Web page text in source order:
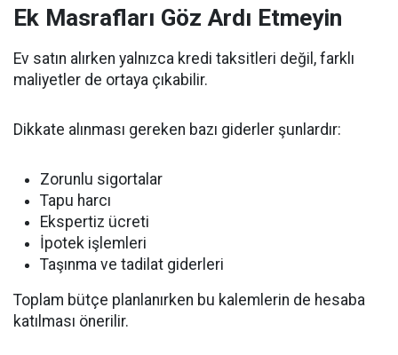
Ek Masrafları Göz Ardı Etmeyin
Ev satın alırken yalnızca kredi taksitleri değil, farklı
maliyetler de ortaya çıkabilir.
Dikkate alınması gereken bazı giderler şunlardır:
Zorunlu sigortalar
Tapu harcı
Ekspertiz ücreti
İpotek işlemleri
Taşınma ve tadilat giderleri
Toplam bütçe planlanırken bu kalemlerin de hesaba
katılması önerilir.